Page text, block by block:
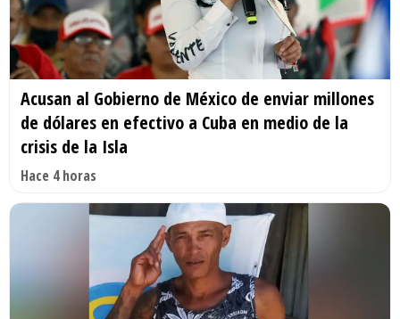
Acusan al Gobierno de México de enviar millones
de dólares en efectivo a Cuba en medio de la
crisis de la Isla
Hace 4 horas